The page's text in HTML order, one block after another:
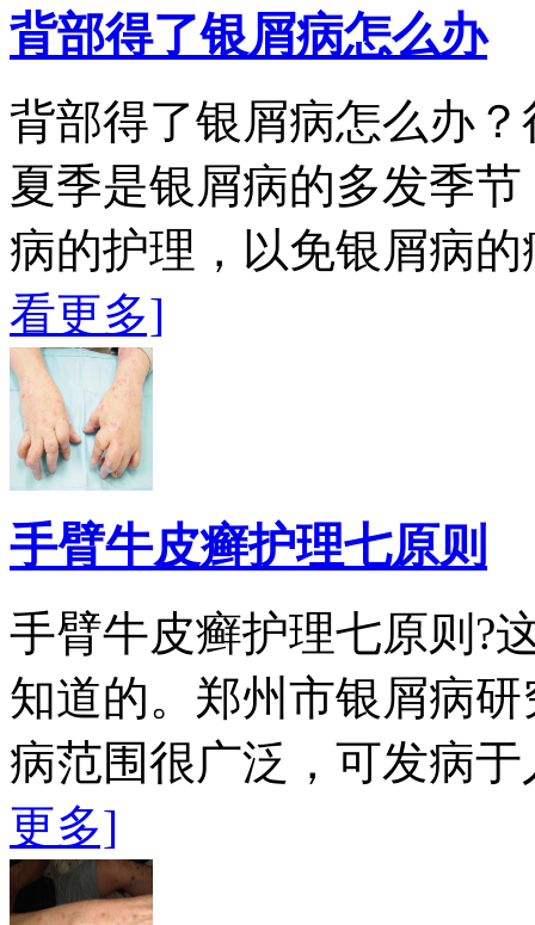
背部得了银屑病怎么办
背部得了银屑病怎么办
夏季是银屑病的多发季
病的护理，以免银屑病
看更多]
手臂牛皮癣护理七原则
手臂牛皮癣护理七原则?
知道的。郑州市银屑病
病范围很广泛，可发病
更多]